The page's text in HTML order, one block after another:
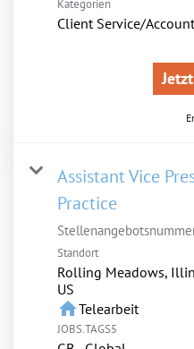
Kategorien
Client Service/
Assistant Vice
Practice
Standort
Rolling Meadows,
homeTelearbeit
JOBS.TAGS5